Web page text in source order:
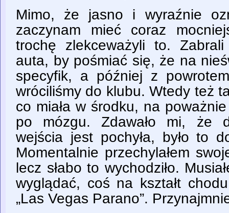
Mimo, że jasno i wyraźnie
zaczynam mieć coraz
trochę zlekceważyli to.
auta, by pośmiać się, że na
specyfik, a później z
wróciliśmy do klubu. Wtedy też
co miała w środku, na
po mózgu. Zdawało mi, że
wejścia jest pochyła, było to
Momentalnie przechylałem
lecz słabo to wychodziło.
wyglądać, coś na kształt
„Las Vegas Parano”.